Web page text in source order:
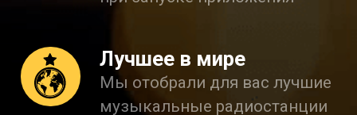
Лучшее в мире
Мы отобрали для вас лучшие
музыкальные радиостанции